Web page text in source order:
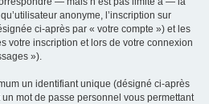
anonyme, l’inscription sur
ci-après par « votre compte ») et les
votre inscription et lors de votre connexion
»).
un identifiant unique (désigné ci-après
mot de passe personnel vous permettant